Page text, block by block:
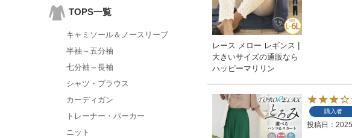
TOPS一覧
キャミソール＆ノースリーブ
半袖～五分袖
七分袖～長袖
シャツ・ブラウス
カーディガン
トレーナー・パーカー
ニット
レース メロー レギンス |
大きいサイズの通販なら
ハッピーマリリン
購入者
投稿日